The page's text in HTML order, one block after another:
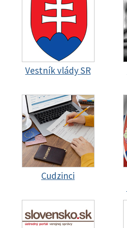
Vestník vlády SR
Cudzinci